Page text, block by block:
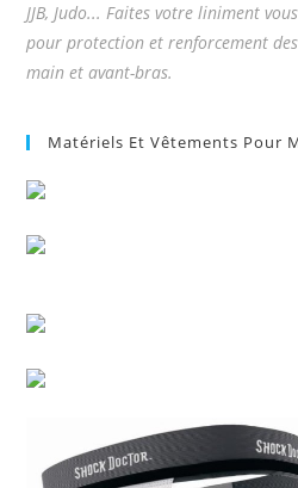
JJB, Judo... Faites votre liniment
pour protection et renforcement
main et avant-bras.
Matériels Et Vêtements Pour